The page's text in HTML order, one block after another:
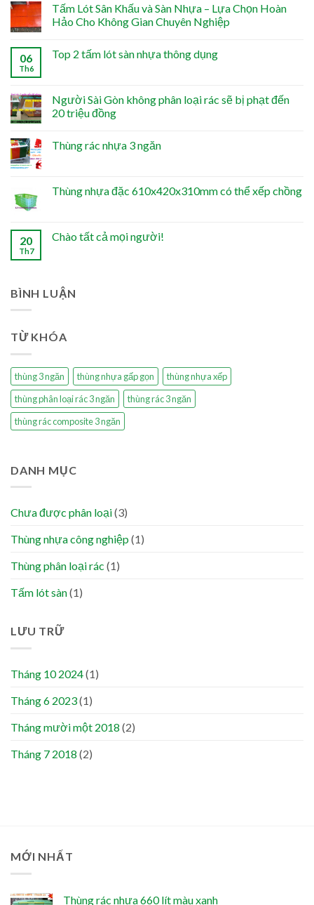
Tấm Lót Sân Khấu và Sàn Nhựa – Lựa Chọn Hoàn
Hảo Cho Không Gian Chuyên Nghiệp
06
Th6
Top 2 tấm lót sàn nhựa thông dụng
Người Sài Gòn không phân loại rác sẽ bị phạt đến
20 triệu đồng
Thùng rác nhựa 3 ngăn
Thùng nhựa đặc 610x420x310mm có thể xếp chồng
20
Th7
Chào tất cả mọi người!
BÌNH LUẬN
TỪ KHÓA
thùng 3 ngăn thùng nhựa gấp gọn
thùng nhựa xếp
thùng phân loại rác 3 ngăn
thùng rác 3 ngăn
thùng rác composite 3 ngăn
DANH MỤC
Chưa được phân loại(3)
Thùng nhựa công nghiệp(1)
Thùng phân loại rác (1)
Tấm lót sàn(1)
LƯU TRỮ
Tháng 10 2024(1)
Tháng 6 2023(1)
Tháng mười một 2018 (2)
Tháng 7 2018 (2)
MỚI NHẤT
Thùng rác nhựa 660 lít màu xanh